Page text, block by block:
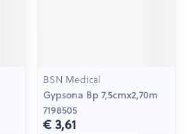
BSN Medical
Gypsona Bp 7,5cmx2,70m
7198505
€ 3,61